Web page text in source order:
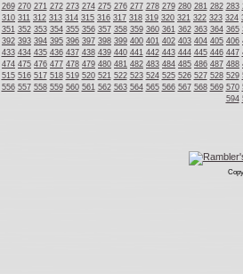
269 270 271 272 273 274 275 276 277 278 279 280 281 282 283
310 311 312 313 314 315 316 317 318 319 320 321 322 323 324
351 352 353 354 355 356 357 358 359 360 361 362 363 364 365
392 393 394 395 396 397 398 399 400 401 402 403 404 405 406
433 434 435 436 437 438 439 440 441 442 443 444 445 446 447
474 475 476 477 478 479 480 481 482 483 484 485 486 487 488
515 516 517 518 519 520 521 522 523 524 525 526 527 528 529
556 557 558 559 560 561 562 563 564 565 566 567 568 569 570
594